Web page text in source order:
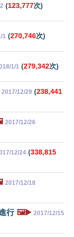
(123,777次)
1 (270,746次)
1/1 (279,342次)
2017/12/29 (238,441
2017/12/26
12/24 (338,815
2017/12/18
行 🖼️▶️ 2017/12/15